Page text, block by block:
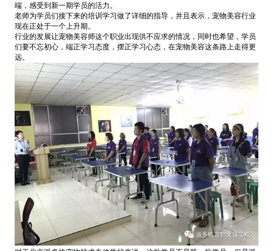
端，感受到新一期学员的活力。
老师为学员们接下来的培训学习做了详细的指导，并且表示，宠物美容行业
现在正处于一个上升期。
行业的发展让宠物美容师这个职业出现供不应求的情况，同时也希望，学员
们要不忘初心，端正学习态度，摆正学习心态，在宠物美容这条路上走得更
远。